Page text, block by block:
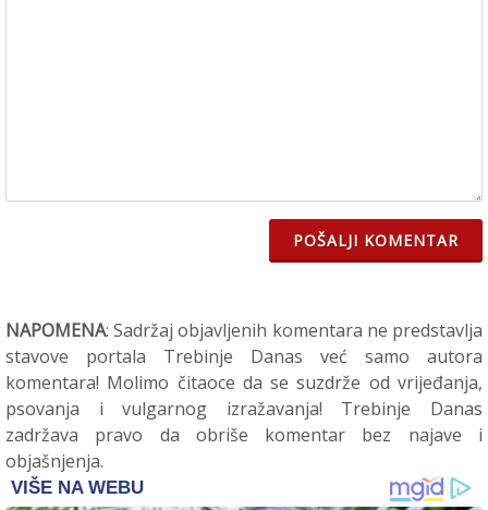
POŠALJI KOMENTAR
NAPOMENA: Sadržaj objavljenih komentara ne predstavlja
stavove portala Trebinje Danas već samo autora
komentara! Molimo čitaoce da se suzdrže od vrijeđanja,
psovanja i vulgarnog izražavanja! Trebinje Danas
zadržava pravo da obriše komentar bez najave i
objašnjenja.